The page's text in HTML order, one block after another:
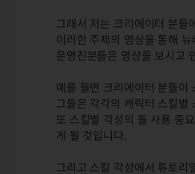
그래서 저는 크리에이터 분
이러한 주제의 영상을 통해
운영진분들은 영상을 보시고
예를 들면 크리에이터 분들
그들은 각각의 캐릭터 스킬
또 스킬별 각성의 돌 사용 중
게 될 것입니다.
그리고 스킬 각성에서 튜토